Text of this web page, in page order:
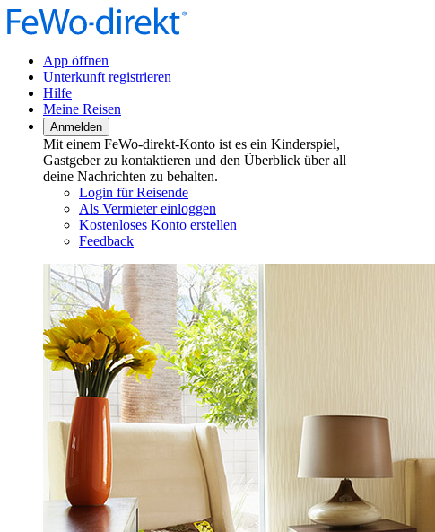
App öffnen
Unterkunft registrieren
Hilfe
Meine Reisen
Anmelden
Mit einem FeWo-direkt-Konto ist es ein Kinderspiel,
Gastgeber zu kontaktieren und den Überblick über all
deine Nachrichten zu behalten.
Login für Reisende
Als Vermieter einloggen
Kostenloses Konto erstellen
Feedback